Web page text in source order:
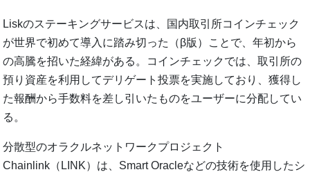
Liskのステーキングサービスは、国内取引所コインチェック
が世界で初めて導入に踏み切った（β版）ことで、年初から
の高騰を招いた経緯がある。コインチェックでは、取引所の
預り資産を利用してデリゲート投票を実施しており、獲得し
た報酬から手数料を差し引いたものをユーザーに分配してい
る。
分散型のオラクルネットワークプロジェクト
Chainlink（LINK）は、Smart Oracleなどの技術を使用したシ